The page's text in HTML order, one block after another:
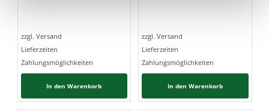
zzgl. Versand
Lieferzeiten
Zahlungsmöglichkeiten
In den Warenkorb
zzgl. Versand
Lieferzeiten
Zahlungsmöglichkeiten
In den Warenkorb